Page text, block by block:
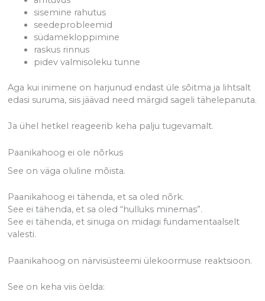
sisemine rahutus
seedeprobleemid
südamekloppimine
raskus rinnus
pidev valmisoleku tunne
Aga kui inimene on harjunud endast üle sõitma ja lihtsalt
edasi suruma, siis jäävad need märgid sageli tähelepanuta.
Ja ühel hetkel reageerib keha palju tugevamalt.
Paanikahoog ei ole nõrkus
See on väga oluline mõista.
Paanikahoog ei tähenda, et sa oled nõrk.
See ei tähenda, et sa oled “hulluks minemas”.
See ei tähenda, et sinuga on midagi fundamentaalselt
valesti.
Paanikahoog on närvisüsteemi ülekoormuse reaktsioon.
See on keha viis öelda: